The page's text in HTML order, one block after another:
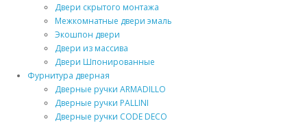
Двери скрытого монтажа
Межкомнатные двери эмаль
Экошпон двери
Двери из массива
Двери Шпонированные
Фурнитура дверная
Дверные ручки ARMADILLO
Дверные ручки PALLINI
Дверные ручки CODE DECO